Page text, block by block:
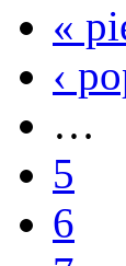
«
‹
…
5
6